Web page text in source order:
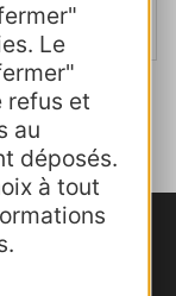
Le
refus et
au
déposés.
à tout
lerèglement